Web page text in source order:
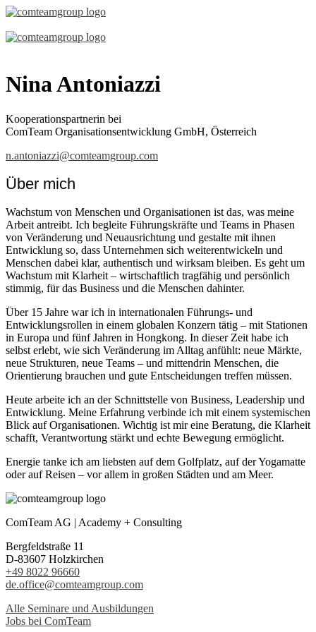
Nina Antoniazzi
Kooperationspartnerin bei
ComTeam Organisationsentwicklung GmbH, Österreich
n.antoniazzi@comteamgroup.com
Über mich
Wachstum von Menschen und Organisationen ist das, was meine
Arbeit antreibt. Ich begleite Führungskräfte und Teams in Phasen
von Veränderung und Neuausrichtung und gestalte mit ihnen
Entwicklung so, dass Unternehmen sich weiterentwickeln und
Menschen dabei klar, authentisch und wirksam bleiben. Es geht um
Wachstum mit Klarheit – wirtschaftlich tragfähig und persönlich
stimmig, für das Business und die Menschen dahinter.
Über 15 Jahre war ich in internationalen Führungs- und
Entwicklungsrollen in einem globalen Konzern tätig – mit Stationen
in Europa und fünf Jahren in Hongkong. In dieser Zeit habe ich
selbst erlebt, wie sich Veränderung im Alltag anfühlt: neue Märkte,
neue Strukturen, neue Teams – und mittendrin Menschen, die
Orientierung brauchen und gute Entscheidungen treffen müssen.
Heute arbeite ich an der Schnittstelle von Business, Leadership und
Entwicklung. Meine Erfahrung verbinde ich mit einem systemischen
Blick auf Organisationen. Wichtig ist mir eine Beratung, die Klarheit
schafft, Verantwortung stärkt und echte Bewegung ermöglicht.
Energie tanke ich am liebsten auf dem Golfplatz, auf der Yogamatte
oder auf Reisen – vor allem in großen Städten und am Meer.
ComTeam AG | Academy + Consulting
Bergfeldstraße 11
D-83607 Holzkirchen
+49 8022 96660
de.office@comteamgroup.com
Alle Seminare und Ausbildungen
Jobs bei ComTeam